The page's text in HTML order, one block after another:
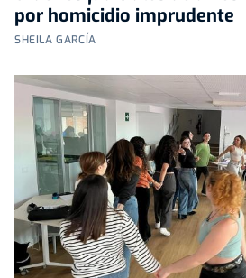
por homicidio imprudente
SHEILA GARCÍA